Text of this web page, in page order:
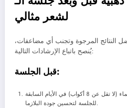
لشعر مثالي
النتائج المرجوة وتجنب أي مضاعفات،
يُنصح باتباع الإرشادات التالية:
قبل الجلسة:
شرب كميات وفيرة من الماء (لا تقل عن 8 أكواب) في الأيام السابقة
للجلسة لتحسين جودة البلازما.